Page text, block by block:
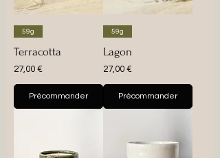
59g
Terracotta
Prix
27,00 €
Précommander
59g
Lagon
Prix
27,00 €
Précommander